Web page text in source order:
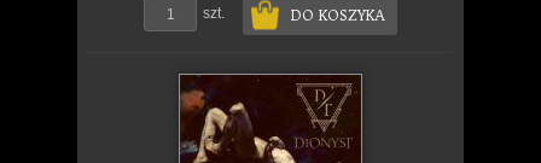
szt. DO KOSZYKA